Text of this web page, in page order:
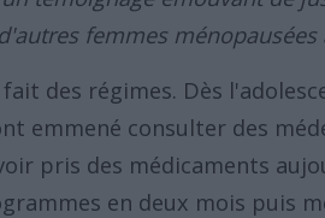
femmes
des régimes. Dès
emmené consulter des
pris des médicaments
en deux mois puis